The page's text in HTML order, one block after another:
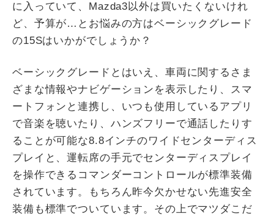
に入っていて、Mazda3以外は買いたくないけれ
ど、予算が…とお悩みの方はベーシックグレード
の15Sはいかがでしょうか？
ベーシックグレードとはいえ、車両に関するさま
ざまな情報やナビゲーションを表示したり、スマ
ートフォンと連携し、いつも使用しているアプリ
で音楽を聴いたり、ハンズフリーで通話したりす
ることが可能な8.8インチのワイドセンターディス
プレイと、運転席の手元でセンターディスプレイ
を操作できるコマンダーコントロールが標準装備
されています。もちろん昨今欠かせない先進安全
装備も標準でついています。その上でマツダこだ